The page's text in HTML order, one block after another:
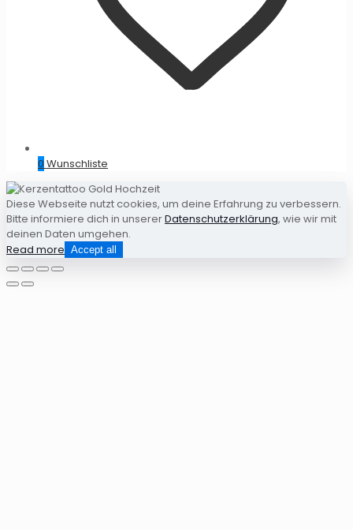
0 Wunschliste
Diese Webseite nutzt cookies, um deine Erfahrung zu verbessern.
Bitte informiere dich in unsererDatenschutzerklärung, wie wir mit
deinen Daten umgehen.
Read more Accept all